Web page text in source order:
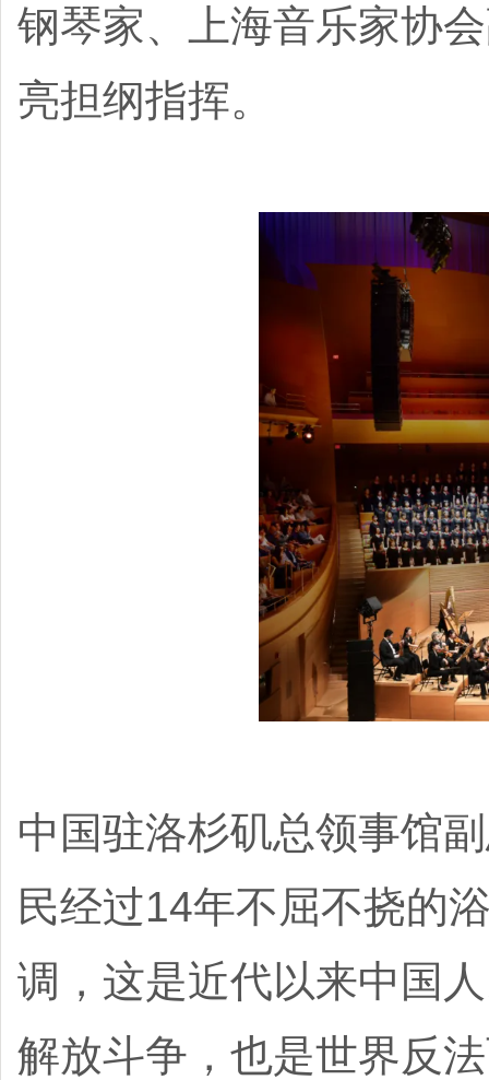
钢琴家、上海音乐家协
亮担纲指挥。
中国驻洛杉矶总领事馆
民经过14年不屈不挠的
调，这是近代以来中国
解放斗争，也是世界反